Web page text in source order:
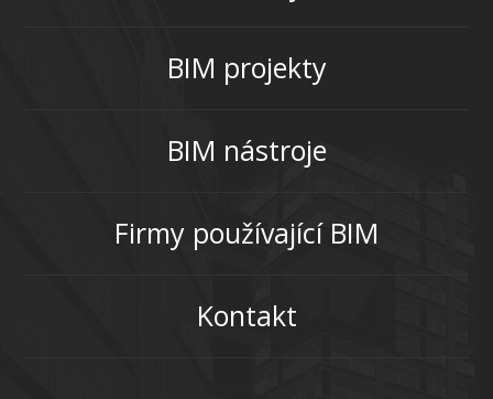
BIM projekty
BIM nástroje
Firmy používající BIM
Kontakt